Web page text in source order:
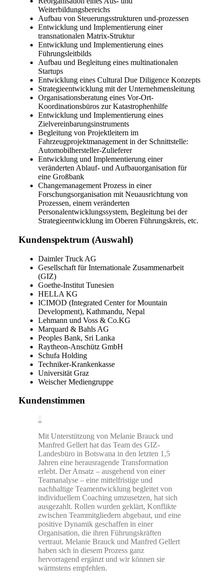
Weiterbildungsbereichs
Aufbau von Steuerungsstrukturen und-prozessen
Entwicklung und Implementierung einer
transnationalen Matrix-Struktur
Entwicklung und Implementierung eines
Führungsleitbilds
Aufbau und Begleitung eines multinationalen
Startups
Entwicklung eines Cultural Due Diligence Konzepts
Strategieentwicklung mit der Unternehmensleitung
Organisationsberatung eines Vor-Ort-
Koordinationsbüros zur Katastrophenhilfe
Entwicklung und Implementierung eines
Zielvereinbarungsinstruments
Begleitung von Projektleitern im
Fahrzeugprojektmanagement in der Schnittstelle:
Automobilhersteller-Zulieferer
Entwicklung und Implementierung einer
veränderten Ablauf- und Aufbauorganisation für
eine Großbank
Changemanagement Prozess in einer
Forschungsorganisation mit Neuausrichtung von
Prozessen, einem veränderten
Personalentwicklungssystem, Begleitung bei der
Strategieentwicklung im Oberen Führungskreis, etc.
Kundenspektrum (Auswahl)
Daimler Truck AG
Gesellschaft für Internationale Zusammenarbeit
(GIZ)
Goethe-Institut Tunesien
HELLA KG
ICIMOD (Integrated Center for Mountain
Development), Kathmandu, Nepal
Lehmann und Voss & Co.KG
Marquard & Bahls AG
Peoples Bank, Sri Lanka
Raytheon-Anschütz GmbH
Schufa Holding
Techniker-Krankenkasse
Universität Graz
Weischer Mediengruppe
Kundenstimmen
Mit Unterstützung von Melanie Brauck und
Manfred Gellert hat das Team des GIZ-
Landesbüro in Botswana in den letzten 1,5
Jahren eine herausragende Transformation
erlebt. Der Ansatz – ausgehend von einer
Teamanalyse – eine mittelfristige und
nachhaltige Teamentwicklung begleitet von
individuellem Coaching umzusetzen, hat sich
ausgezahlt. Rollen wurden geklärt, Konflikte
zwischen Teammitgliedern abgebaut, und eine
positive Dynamik geschaffen in einer
Organisation, die ihren Führungskräften
vertraut. Melanie Brauck und Manfred Gellert
haben sich in diesem Prozess ganz
hervorragend ergänzt und wir können sie
wärmstens empfehlen.